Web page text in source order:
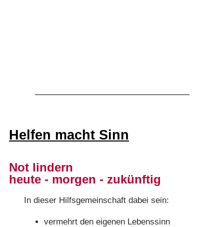
Helfen macht Sinn
Not lindern
heute - morgen - zukünftig
In dieser Hilfsgemeinschaft dabei sein:
vermehrt den eigenen Lebenssinn